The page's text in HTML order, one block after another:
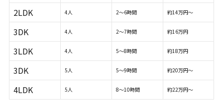
2LDK 4人 2～6時間 約14万円～
3DK 4人 2～7時間 約16万円
3LDK 4人 5～8時間 約18万円
3DK 5人 5～9時間 約20万円～
4LDK 5人 8～10時間 約22万円～